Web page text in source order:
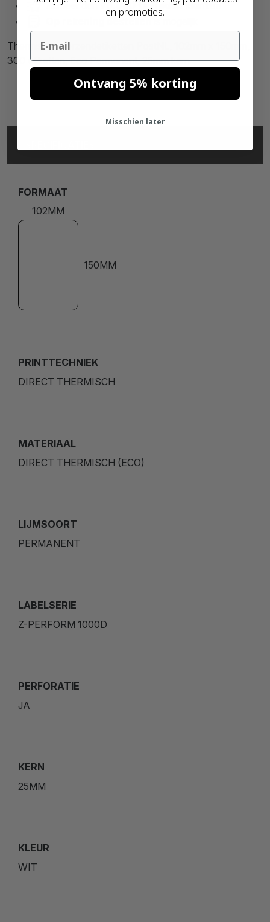
Al meer dan90.000 tevreden klanten
Op rekening bestellen
Thermische verzendetiketten PostNL, 102mm x 150mm,
300 etiketten, Eco Permanent, 25mm kern
FORMAAT
102MM
150MM
PRINTTECHNIEK
DIRECT THERMISCH
MATERIAAL
DIRECT THERMISCH (ECO)
LIJMSOORT
PERMANENT
LABELSERIE
Z-PERFORM 1000D
PERFORATIE
JA
KERN
25MM
KLEUR
WIT
en promoties.
Email
Ontvang 5% korting
Misschien later